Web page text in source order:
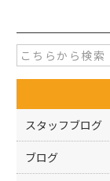
e
b
o
o
k
er
スタッフブログ
ブログ